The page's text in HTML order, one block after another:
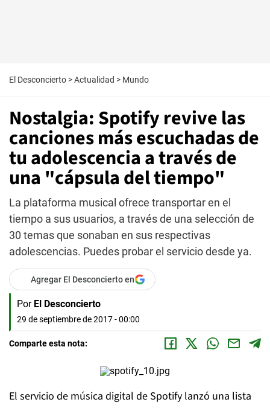
El Desconcierto >Actualidad > Mundo
Nostalgia: Spotify revive las
canciones más escuchadas de
tu adolescencia a través de
una "cápsula del tiempo"
La plataforma musical ofrece transportar en el
tiempo a sus usuarios, a través de una selección de
30 temas que sonaban en sus respectivas
adolescencias. Puedes probar el servicio desde ya.
Agregar El Desconcierto en
Por El Desconcierto
29 de septiembre de 2017 - 00:00
Comparte esta nota:
El servicio de música digital de Spotify lanzó una lista